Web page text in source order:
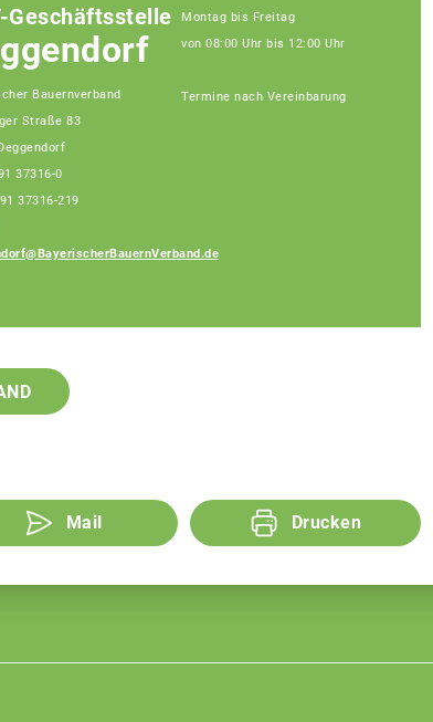
Geschäftsstelle
Bauernverband
Straße 83
37316-0
37316-219
Montag bis Freitag
von 08:00 Uhr bis 12:00 Uhr
Termine nach Vereinbarung
Mail Drucken